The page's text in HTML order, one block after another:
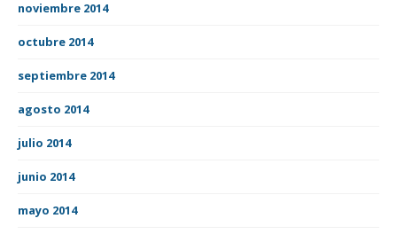
noviembre 2014
octubre 2014
septiembre 2014
agosto 2014
julio 2014
junio 2014
mayo 2014